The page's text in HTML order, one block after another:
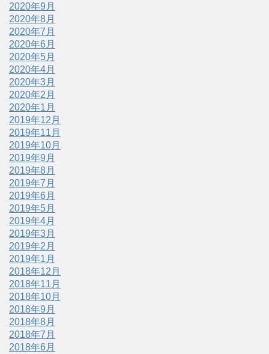
2020年9月
2020年8月
2020年7月
2020年6月
2020年5月
2020年4月
2020年3月
2020年2月
2020年1月
2019年12月
2019年11月
2019年10月
2019年9月
2019年8月
2019年7月
2019年6月
2019年5月
2019年4月
2019年3月
2019年2月
2019年1月
2018年12月
2018年11月
2018年10月
2018年9月
2018年8月
2018年7月
2018年6月